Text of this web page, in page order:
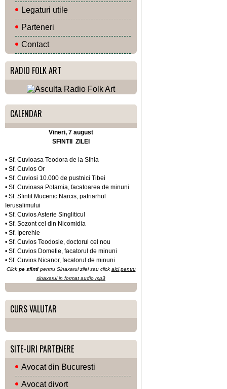
Legaturi utile
Parteneri
Contact
RADIO FOLK ART
CALENDAR
Vineri, 7 august
SFINTII ZILEI
• Sf. Cuvioasa Teodora de la Sihla
• Sf. Cuvios Or
• Sf. Cuviosi 10.000 de pustnici Tibei
• Sf. Cuvioasa Potamia, facatoarea de minuni
• Sf. Sfintit Mucenic Narcis, patriarhul
Ierusalimului
• Sf. Cuvios Asterie Singliticul
• Sf. Sozont cel din Nicomidia
• Sf. Iperehie
• Sf. Cuvios Teodosie, doctorul cel nou
• Sf. Cuvios Dometie, facatorul de minuni
• Sf. Cuvios Nicanor, facatorul de minuni
Click pe sfintipentru Sinaxarul zilei sau click aici pentru
sinaxarul in format audio mp3
CURS VALUTAR
SITE-URI PARTENERE
Avocat din Bucuresti
Avocat divort